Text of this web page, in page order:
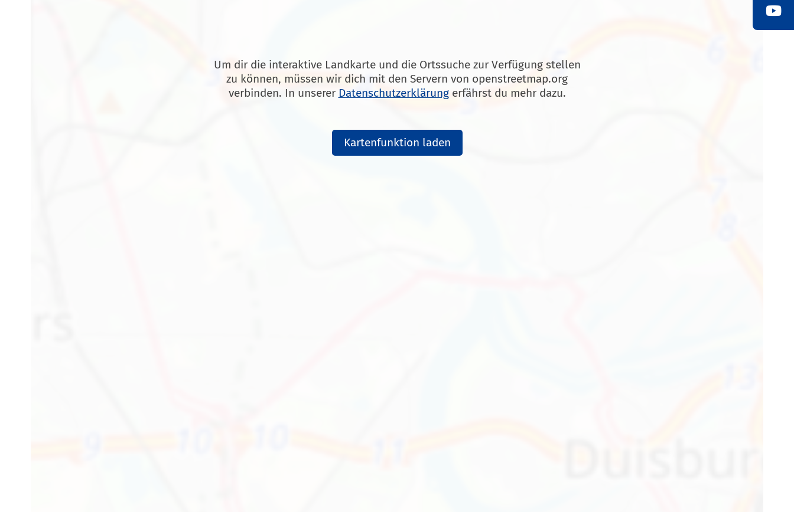
Um dir die interaktive Landkarte und die Ortssuche zur Verfügung stellen
zu können, müssen wir dich mit den Servern von openstreetmap.org
verbinden. In unserer Datenschutzerklärungerfährst du mehr dazu.
Kartenfunktion laden